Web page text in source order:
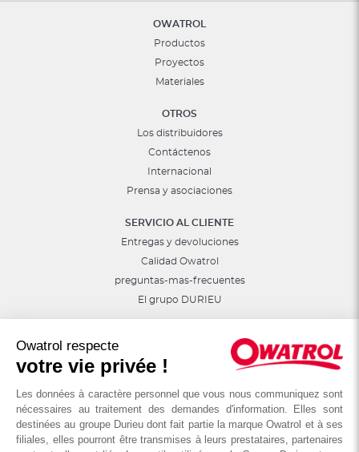
Owatrol respecte
votre vie privée !
Les données à caractère personnel que vous nous communiquez sont
nécessaires au traitement des demandes d'information. Elles sont
destinées au groupe Durieu dont fait partie la marque Owatrol et à ses
filiales, elles pourront être transmises à leurs prestataires, partenaires
OWATROL
Productos
Proyectos
Materiales
OTROS
Los distribuidores
Contáctenos
Internacional
Prensa y asociaciones
SERVICIO AL CLIENTE
Entregas y devoluciones
Calidad Owatrol
preguntas-mas-frecuentes
El grupo DURIEU
Síguenos en las redes sociales
Consejos, sorteos, promociones...